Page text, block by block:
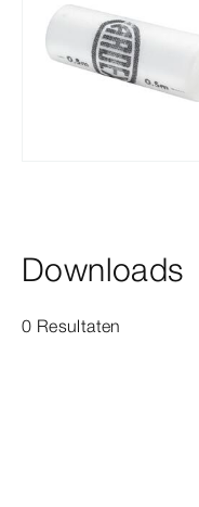
Downloads
0 Resultaten